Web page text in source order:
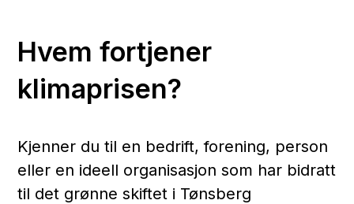
Hvem fortjener
klimaprisen?
Kjenner du til en bedrift, forening, person
eller en ideell organisasjon som har bidratt
til det grønne skiftet i Tønsberg